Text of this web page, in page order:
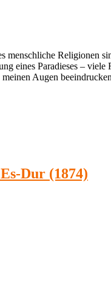
Religionen
eines Paradieses –
Augen
Dur (1874)